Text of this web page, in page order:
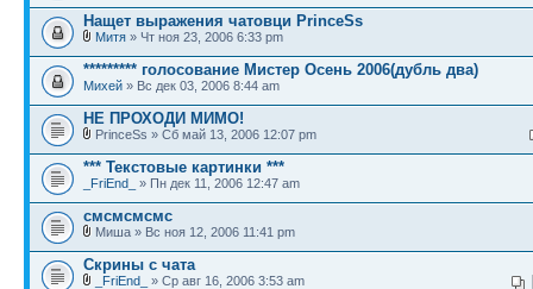
Нащет выражения чатовци PrinceSs
Митя » Чт ноя 23, 2006 6:33 pm
********* голосование Мистер Осень 2006(дубль два)
Михей » Вс дек 03, 2006 8:44 am
НЕ ПРОХОДИ МИМО!
PrinceSs » Сб май 13, 2006 12:07 pm
*** Текстовые картинки ***
_FriEnd_ » Пн дек 11, 2006 12:47 am
смсмсмсмс
Миша » Вс ноя 12, 2006 11:41 pm
Скрины с чата
_FriEnd_ » Ср авг 16, 2006 3:53 am